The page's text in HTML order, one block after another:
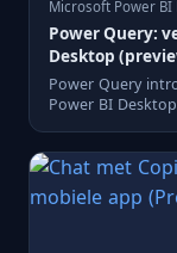
Microsoft Power BI
Power Query:
Desktop
Power Query
Power BI